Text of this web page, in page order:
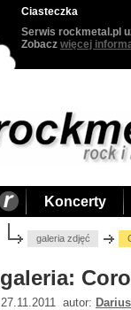
Ciasteczka
Serwis rockmetal.pl
Zobacz więcej
Koncerty
galeria zdjęć
galeria:
27.11.2011 autor: